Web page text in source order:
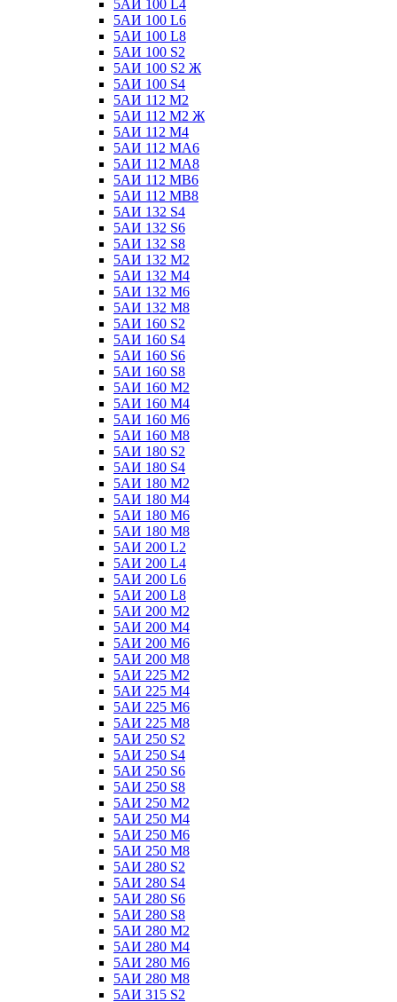
5АИ 100 L4
5АИ 100 L6
5АИ 100 L8
5АИ 100 S2
5АИ 100 S2 Ж
5АИ 100 S4
5АИ 112 М2
5АИ 112 М2 Ж
5АИ 112 М4
5АИ 112 МА6
5АИ 112 МА8
5АИ 112 МВ6
5АИ 112 МВ8
5АИ 132 S4
5АИ 132 S6
5АИ 132 S8
5АИ 132 М2
5АИ 132 М4
5АИ 132 М6
5АИ 132 М8
5АИ 160 S2
5АИ 160 S4
5АИ 160 S6
5АИ 160 S8
5АИ 160 М2
5АИ 160 М4
5АИ 160 М6
5АИ 160 М8
5АИ 180 S2
5АИ 180 S4
5АИ 180 М2
5АИ 180 М4
5АИ 180 М6
5АИ 180 М8
5АИ 200 L2
5АИ 200 L4
5АИ 200 L6
5АИ 200 L8
5АИ 200 М2
5АИ 200 М4
5АИ 200 М6
5АИ 200 М8
5АИ 225 М2
5АИ 225 М4
5АИ 225 М6
5АИ 225 М8
5АИ 250 S2
5АИ 250 S4
5АИ 250 S6
5АИ 250 S8
5АИ 250 М2
5АИ 250 М4
5АИ 250 М6
5АИ 250 М8
5АИ 280 S2
5АИ 280 S4
5АИ 280 S6
5АИ 280 S8
5АИ 280 М2
5АИ 280 М4
5АИ 280 М6
5АИ 280 М8
5АИ 315 S2